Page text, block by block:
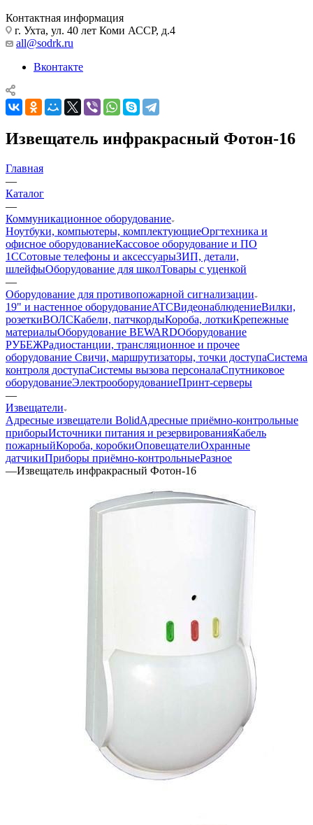
Контактная информация
г. Ухта, ул. 40 лет Коми АССР, д.4
all@sodrk.ru
Вконтакте
Извещатель инфракрасный Фотон-16
Главная
—
Каталог
—
Коммуникационное оборудование
Ноутбуки, компьютеры, комплектующиеОргтехника и
офисное оборудованиеКассовое оборудование и ПО
1ССотовые телефоны и аксессуарыЗИП, детали,
шлейфыОборудование для школТовары с уценкой
—
Оборудование для противопожарной сигнализации
19" и настенное оборудованиеATCВидеонаблюдениеВилки,
розеткиВОЛСКабели, патчкордыКороба, лоткиКрепежные
материалыОборудование BEWARDОборудование
РУБЕЖРадиостанции, трансляционное и прочее
оборудование Свичи, маршрутизаторы, точки доступаСистема
контроля доступаСистемы вызова персоналаСпутниковое
оборудованиеЭлектрооборудованиеПринт-серверы
—
Извещатели
Адресные извещатели BolidАдресные приёмно-контрольные
приборыИсточники питания и резервированияКабель
пожарныйКороба, коробкиОповещателиОхранные
датчикиПриборы приёмно-контрольныеРазное
—Извещатель инфракрасный Фотон-16